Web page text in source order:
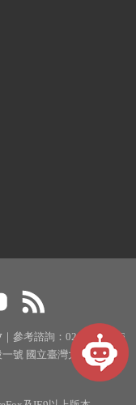
｜參考諮詢：02-33662326
號 國立臺灣大學圖書館